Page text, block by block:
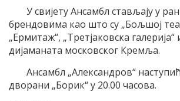
У свијету Ансамбл стављају у
брендовима као што су „Бољшој
„Ермитаж“, „Третјаковска галерија“
дијаманата московског Кремља.
Ансамбл „Александров“
дворани „Борик“ у 20.00 часова.